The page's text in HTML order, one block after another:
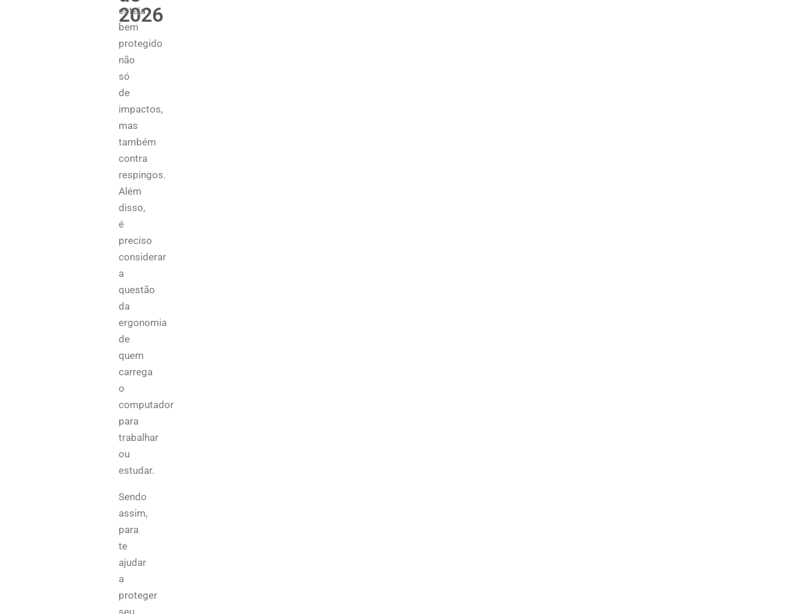
2026
esteja
bem
protegido
não
só
de
impactos,
mas
também
contra
respingos.
Além
disso,
é
preciso
considerar
a
questão
da
ergonomia
de
quem
carrega
o
computador
para
trabalhar
ou
estudar.
Sendo
assim,
para
te
ajudar
a
proteger
seu